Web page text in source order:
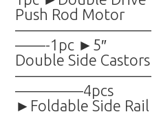
Push Rod Motor
—————————
——-1pc ►5″
Double Side Castors
—————————
————–4pcs
►Foldable Side Rail